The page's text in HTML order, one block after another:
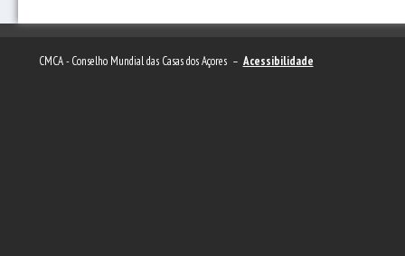
CMCA - Conselho Mundial das Casas dos Açores – Acessibilidade